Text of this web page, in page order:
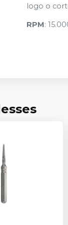
logo o
RPM: